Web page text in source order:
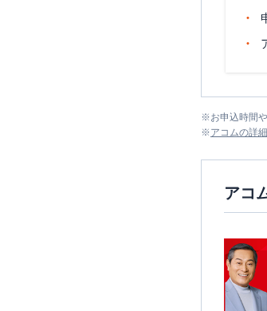
※お申込時間
※アコムの詳
アコ